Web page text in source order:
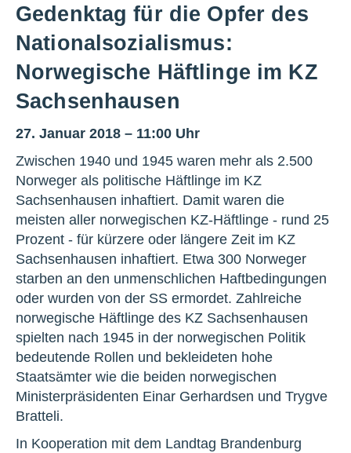
Gedenktag für die Opfer des
Nationalsozialismus:
Norwegische Häftlinge im KZ
Sachsenhausen
27. Januar 2018 – 11:00 Uhr
Zwischen 1940 und 1945 waren mehr als 2.500
Norweger als politische Häftlinge im KZ
Sachsenhausen inhaftiert. Damit waren die
meisten aller norwegischen KZ-Häftlinge - rund 25
Prozent - für kürzere oder längere Zeit im KZ
Sachsenhausen inhaftiert. Etwa 300 Norweger
starben an den unmenschlichen Haftbedingungen
oder wurden von der SS ermordet. Zahlreiche
norwegische Häftlinge des KZ Sachsenhausen
spielten nach 1945 in der norwegischen Politik
bedeutende Rollen und bekleideten hohe
Staatsämter wie die beiden norwegischen
Ministerpräsidenten Einar Gerhardsen und Trygve
Bratteli.
In Kooperation mit dem Landtag Brandenburg